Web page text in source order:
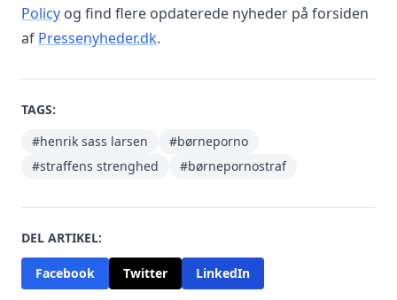
Policy og find flere opdaterede nyheder på forsiden
af Pressenyheder.dk.
TAGS:
#henrik sass larsen
#børneporno
#straffens strenghed
#børnepornostraf
DEL ARTIKEL:
Facebook Twitter LinkedIn